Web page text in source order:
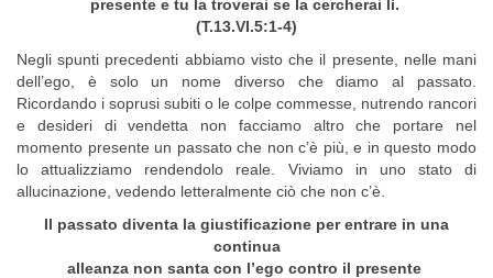
presente e tu la troverai se la cercherai lì.
(T.13.VI.5:1-4)
Negli spunti precedenti abbiamo visto che il presente, nelle mani
dell’ego, è solo un nome diverso che diamo al passato.
Ricordando i soprusi subiti o le colpe commesse, nutrendo rancori
e desideri di vendetta non facciamo altro che portare nel
momento presente un passato che non c’è più, e in questo modo
lo attualizziamo rendendolo reale. Viviamo in uno stato di
allucinazione, vedendo letteralmente ciò che non c’è.
Il passato diventa la giustificazione per entrare in una
continua
alleanza non santa con l’ego contro il presente